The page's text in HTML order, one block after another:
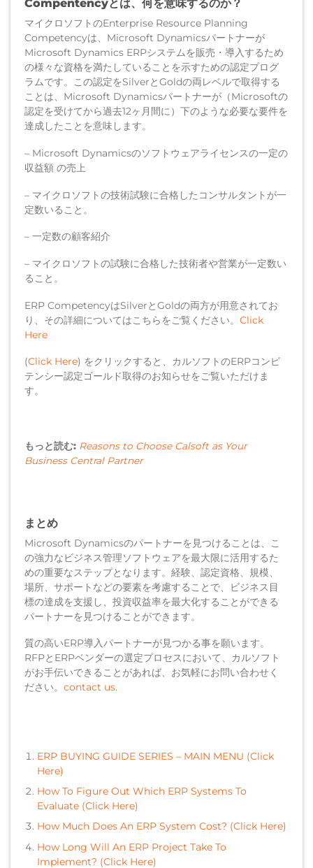
Compentencyとは、何を意味するのか？
マイクロソフトのEnterprise Resource Planning
Competencyは、Microsoft Dynamicsパートナーが
Microsoft Dynamics ERPシステムを販売・導入するため
の様々な資格を満たしていることを示すための認定プログ
ラムです。この認定をSilverとGoldの両レベルで取得する
ことは、Microsoft Dynamicsパートナーが（Microsoftの
認定を受けてから過去12ヶ月間に）下のような必要な要件を
達成したことを意味します。
– Microsoft Dynamicsのソフトウェアライセンスの一定の
収益額 の売上
– マイクロソフトの技術試験に合格したコンサルタントが一
定数いること。
– 一定数の顧客紹介
– マイクロソフトの試験に合格した技術者や営業が一定数い
ること。
ERP CompetencyはSilverとGoldの両方が用意されてお
り、その詳細についてはこちらをご覧ください。Click
Here
(Click Here) をクリックすると、カルソフトのERPコンピ
テンシー認定ゴールド取得のお知らせをご覧いただけま
す。
もっと読む: Reasons to Choose Calsoft as Your
Business Central Partner
まとめ
Microsoft Dynamicsのパートナーを見つけることは、こ
の強力なビジネス管理ソフトウェアを最大限に活用するた
めの重要なステップとなります。経験、認定資格、規模、
場所、サポートなどの要素を考慮することで、ビジネス目
標の達成を支援し、投資収益率を最大化することができる
パートナーを見つけることができます。
質の高いERP導入パートナーが見つかる事を願います。
RFPとERPベンダーの選定プロセスにおいて、カルソフト
がお手伝いできることがあれば、お気軽にお問い合わせく
ださい。contact us.
ERP BUYING GUIDE SERIES – MAIN MENU (Click
Here)
How To Figure Out Which ERP Systems To
Evaluate (Click Here)
How Much Does An ERP System Cost? (Click Here)
How Long Will An ERP Project Take To
Implement? (Click Here)